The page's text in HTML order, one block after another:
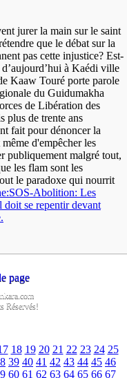
jurer la main sur le saint
que le débat sur la
pas cette injustice? Est-
à Kaédi ville
Kaaw Touré porte parole
du Guidumakha
de Libération des
de trente ans
fait pour dénoncer la
d'empêcher les
publiquement malgré tout,
les flam sont les
le paradoxe qui nourrit
Abolition: Les
se repentir devant
page
Réservés!
18 19 20 21 22 23 24 25
39 40 41 42 43 44 45 46
60 61 62 63 64 65 66 67